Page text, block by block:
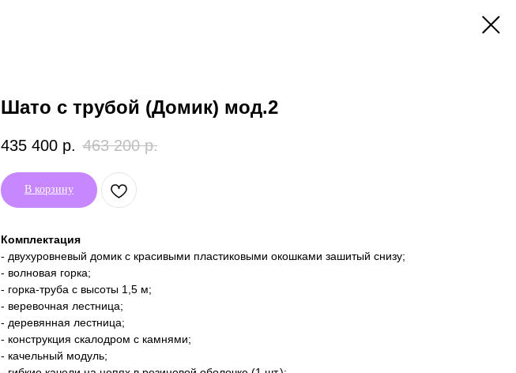
Шато с трубой (Домик) мод.2
435 400 р. 463 200 р.
В корзину
Комплектация
- двухуровневый домик с красивыми пластиковыми окошками зашитый снизу;
- волновая горка;
- горка-труба с высоты 1,5 м;
- веревочная лестница;
- деревянная лестница;
- конструкция скалодром с камнями;
- качельный модуль;